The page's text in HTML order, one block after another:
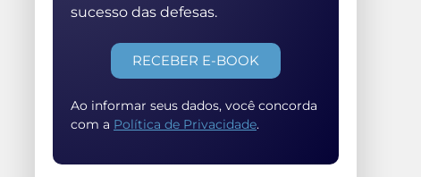
sucesso das defesas.
RECEBER E-BOOK
Ao informar seus dados, você concorda
com a Política de Privacidade.